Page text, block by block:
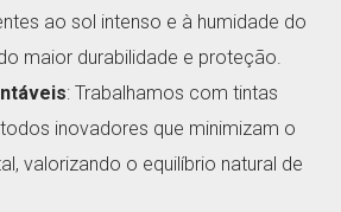
ao sol intenso e à humidade do
maior durabilidade e proteção.
: Trabalhamos com tintas
inovadores que minimizam o
valorizando o equilíbrio natural de